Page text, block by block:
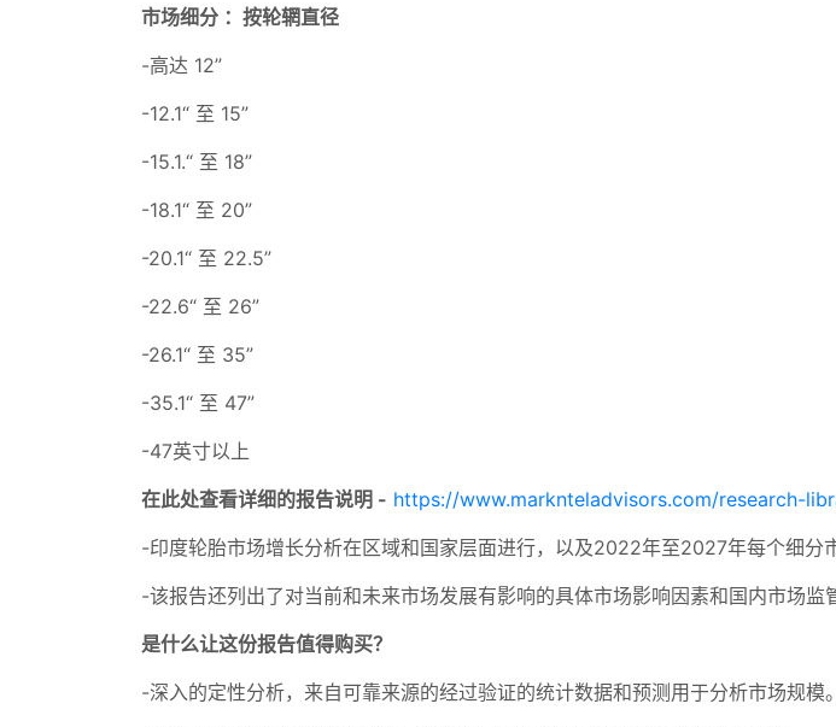
市场细分 ：按轮辋直径
-高达 12”
-12.1“ 至 15”
-15.1.“ 至 18”
-18.1“ 至 20”
-20.1“ 至 22.5”
-22.6“ 至 26”
-26.1“ 至 35”
-35.1“ 至 47”
-47英寸以上
在此处查看详细的报告说明 - https://www.marknteladvisors.com/research-
-印度轮胎市场增长分析在区域和国家层面进行，以及2022年至2027年每个细分
-该报告还列出了对当前和未来市场发展有影响的具体市场影响因素和国内市场监
是什么让这份报告值得购买？
-深入的定性分析，来自可靠来源的经过验证的统计数据和预测用于分析市场规模。